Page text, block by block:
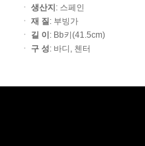
ㆍ 생산지 : 스페인
ㆍ 재 질 : 부빙가
ㆍ 길 이 : Bb키(41.5cm)
ㆍ 구 성: 바디, 첸터